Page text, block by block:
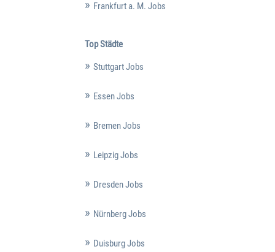
Frankfurt a. M. Jobs
Top Städte
Stuttgart Jobs
Essen Jobs
Bremen Jobs
Leipzig Jobs
Dresden Jobs
Nürnberg Jobs
Duisburg Jobs